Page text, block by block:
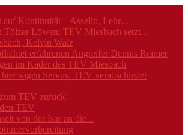
auf Kontinuität – Asselin, Lehr...
Tölzer Löwen: TEV Miesbach setzt...
Kelvin Walz
erfahrenen Angreifer Dennis Reimer
im Kader des TEV Miesbach
sagen Servus: TEV verabschiedet
TEV zurück
TEV
von der Isar an die...